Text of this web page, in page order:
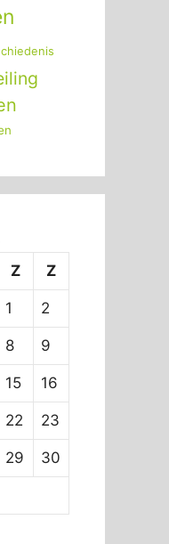
Z Z
1 2
8 9
15 16
22 23
29 30